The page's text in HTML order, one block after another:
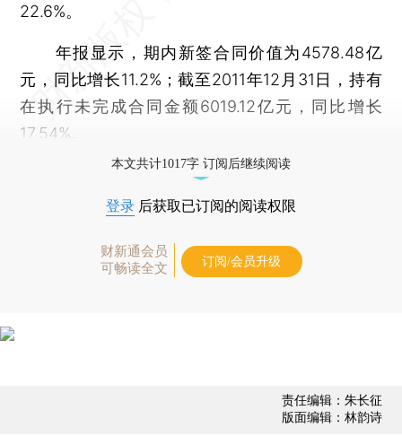
22.6%。
年报显示，期内新签合同价值为4578.48亿
元，同比增长11.2%；截至2011年12月31日，持有
在执行未完成合同金额6019.12亿元，同比增长
17.54%。
本文共计1017字 订阅后继续阅读
登录 后获取已订阅的阅读权限
财新通会员
可畅读全文
订阅/会员升级
责任编辑：朱长征
版面编辑：林韵诗